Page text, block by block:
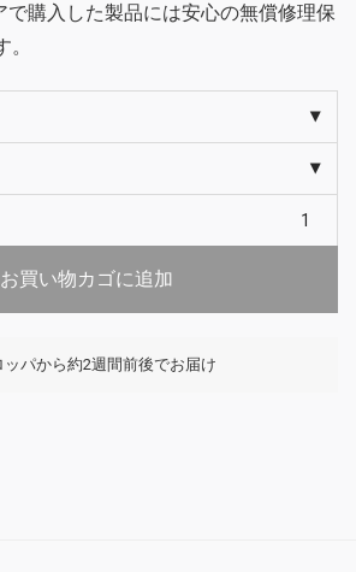
で購入した製品には安心の無償修理保
お買い物カゴに追加
ッパから約2週間前後でお届け